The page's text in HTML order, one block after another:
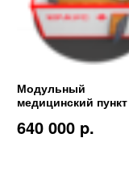
Модульный
медицинский пункт
640 000 p.